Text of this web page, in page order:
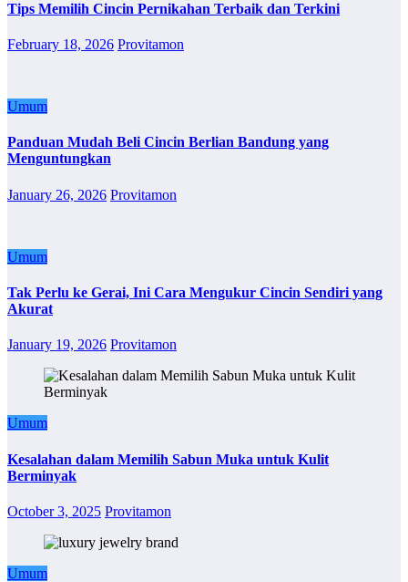
Tips Memilih Cincin Pernikahan Terbaik dan Terkini
February 18, 2026 Provitamon
Umum
Panduan Mudah Beli Cincin Berlian Bandung yang
Menguntungkan
January 26, 2026 Provitamon
Umum
Tak Perlu ke Gerai, Ini Cara Mengukur Cincin Sendiri yang
Akurat
January 19, 2026 Provitamon
Umum
Kesalahan dalam Memilih Sabun Muka untuk Kulit
Berminyak
October 3, 2025 Provitamon
Umum